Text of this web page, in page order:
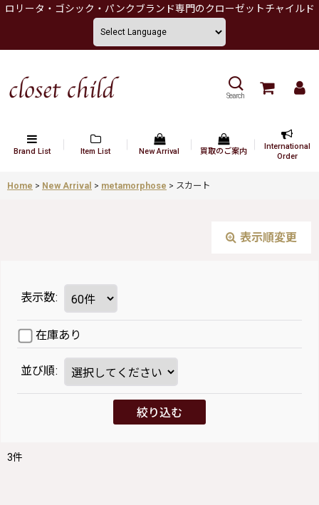
ロリータ・ゴシック・パンクブランド専門のクローゼットチャイルド
Search
Brand List Item List New Arrival 買取のご案内
International
Order
Home > New Arrival > metamorphose > スカート
表示順変更
表示数:
在庫あり
並び順:
絞り込む
3件